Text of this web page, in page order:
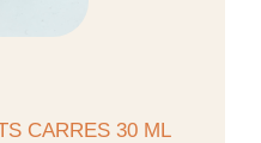
CARRES 30 ML